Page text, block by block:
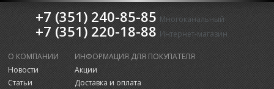
+7 (351) 240-85-85 Многоканальный
+7 (351) 220-18-88 Интернет-магазин
О КОМПАНИИ
Новости
Статьи
ИНФОРМАЦИЯ ДЛЯ ПОКУПАТЕЛЯ
Акции
Доставка и оплата